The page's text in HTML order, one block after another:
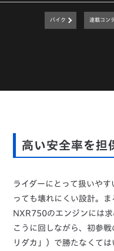
バイク 連載コン
高い安全率を担
ライダーにとって扱いや
っても壊れにくい設計。
NXR750のエンジンには
こうに回しながら、初参
リダカ」）で勝たなくて